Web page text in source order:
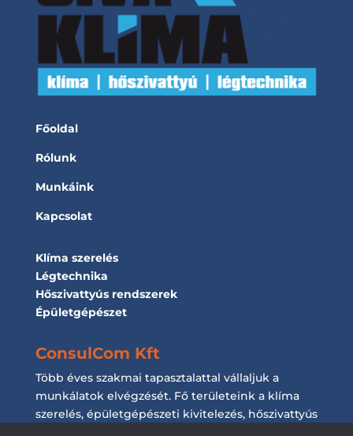
Főoldal
Rólunk
Munkáink
Kapcsolat
Klíma szerelés
Légtechnika
Hőszivattyús rendszerek
Épületgépészet
ConsulCom Kft
Több éves szakmai tapasztalattal vállaljuk a
munkálatok elvégzését. Fő területeink a klíma
szerelés, épületgépészeti kivitelezés, hőszivattyús